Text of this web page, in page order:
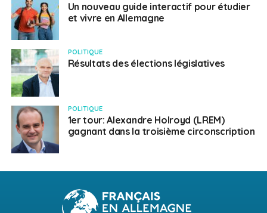
Un nouveau guide interactif pour étudier
et vivre en Allemagne
POLITIQUE
Résultats des élections législatives
POLITIQUE
1er tour: Alexandre Holroyd (LREM)
gagnant dans la troisième circonscription